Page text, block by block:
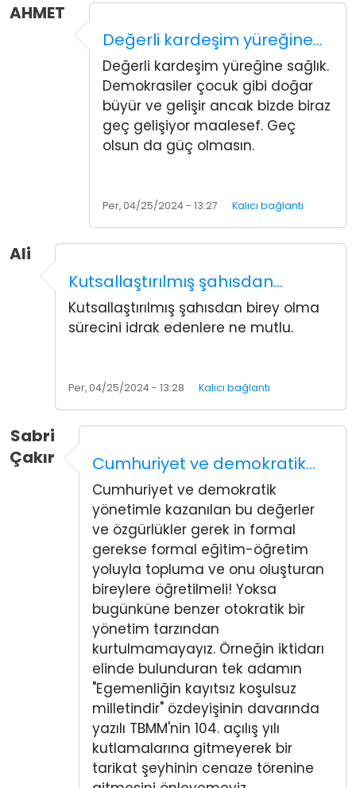
AHMET
Değerli kardeşim yüreğine…
Değerli kardeşim yüreğine sağlık.
Demokrasiler çocuk gibi doğar
büyür ve gelişir ancak bizde biraz
geç gelişiyor maalesef. Geç
olsun da güç olmasın.
Per, 04/25/2024 - 13:27 Kalıcı bağlantı
Ali
Kutsallaştırılmış şahısdan…
Kutsallaştırılmış şahısdan birey olma
sürecini idrak edenlere ne mutlu.
Per, 04/25/2024 - 13:28 Kalıcı bağlantı
Sabri
Çakır
Cumhuriyet ve demokratik…
Cumhuriyet ve demokratik
yönetimle kazanılan bu değerler
ve özgürlükler gerek in formal
gerekse formal eğitim-öğretim
yoluyla topluma ve onu oluşturan
bireylere öğretilmeli! Yoksa
bugünküne benzer otokratik bir
yönetim tarzından
kurtulmamayayız. Örneğin iktidarı
elinde bulunduran tek adamın
"Egemenliğin kayıtsız koşulsuz
milletindir" özdeyişinin davarında
yazılı TBMM'nin 104. açılış yılı
kutlamalarına gitmeyerek bir
tarikat şeyhinin cenaze törenine